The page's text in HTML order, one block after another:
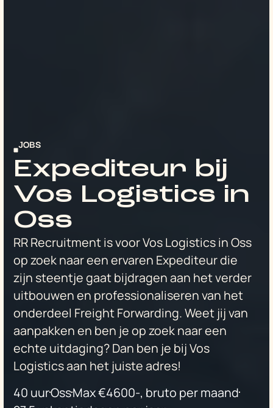
JOBS
Expediteur bij
Vos Logistics in
Oss
RR Recruitment is voor Vos Logistics in Oss
op zoek naar een ervaren Expediteur die
zijn steentje gaat bijdragen aan het verder
uitbouwen en professionaliseren van het
onderdeel Freight Forwarding. Weet jij van
aanpakken en ben je op zoek naar een
echte uitdaging? Dan ben je bij Vos
Logistics aan het juiste adres!
40 uurOssMax €4600-, bruto per maand